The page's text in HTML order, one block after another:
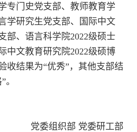
专门史党支部、教师教育学
学研究生党支部、国际中文
部、语言科学院2022级硕士
中文教育研究院2022级硕博
收结果为“优秀”，其他支部结
党委组织部 党委研工部